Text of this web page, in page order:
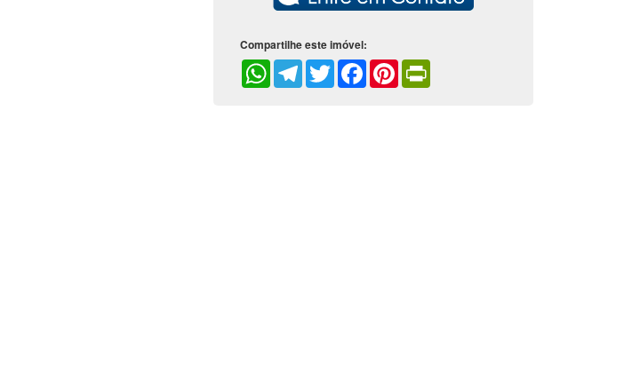
Compartilhe este imóvel:
WhatsAppTelegramTwitterFacebookPinterest